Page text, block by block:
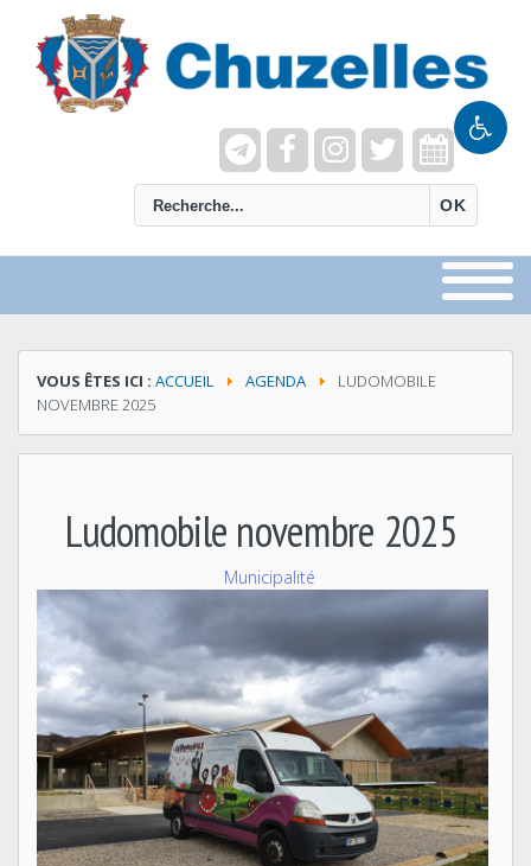
OK
VOUS ÊTES ICI : ACCUEIL AGENDA
LUDOMOBILE
NOVEMBRE 2025
Ludomobile novembre 2025
Municipalité